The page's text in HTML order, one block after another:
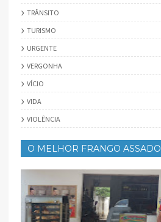
TRÂNSITO
TURISMO
URGENTE
VERGONHA
VÍCIO
VIDA
VIOLÊNCIA
O MELHOR FRANGO ASSADO